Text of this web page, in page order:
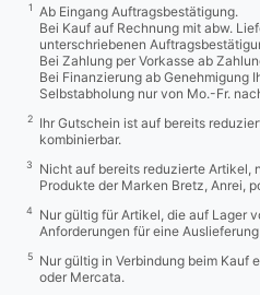
1
Ab Eingang Auftragsbestätigung.
Bei Kauf auf Rechnung mit abw.
unterschriebenen
Bei Zahlung per Vorkasse ab
Bei Finanzierung ab Genehmigung
Selbstabholung nur von Mo.-Fr.
2
Ihr Gutschein ist auf bereits
kombinierbar.
3
Nicht auf bereits reduzierte Artikel,
Produkte der Marken Bretz, Anrei,
4
Nur gültig für Artikel, die auf Lager
Anforderungen für eine
5
Nur gültig in Verbindung beim Kauf
oder Mercata.